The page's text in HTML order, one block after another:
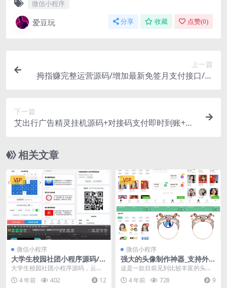
微信小程序
爱豆玩 分享 收藏 点赞(0)
上一篇
拇指赚完整运营源码/增加最新免签月支付接口/支
下一篇
艾出行广告精灵挂机源码+对接码支付即时到账+充
相关文章
VIP
微信小程序
大学生校园社团小程序源码/云
开发前后端完整代码
大学生校园社团小程序源码，云开
发小程序前后端完整代码。 富含
了：社团简介、社团招...
4 年前 402 12
VIP
微信小程序
强大的头像制作神器_支持外卖
CPS等优惠劵小程序源码
这是一款目前见到比较丰富的头像
制作小程序 拥有丰富的模板,多种分
类基本大全 支持...
4 年前 728 9